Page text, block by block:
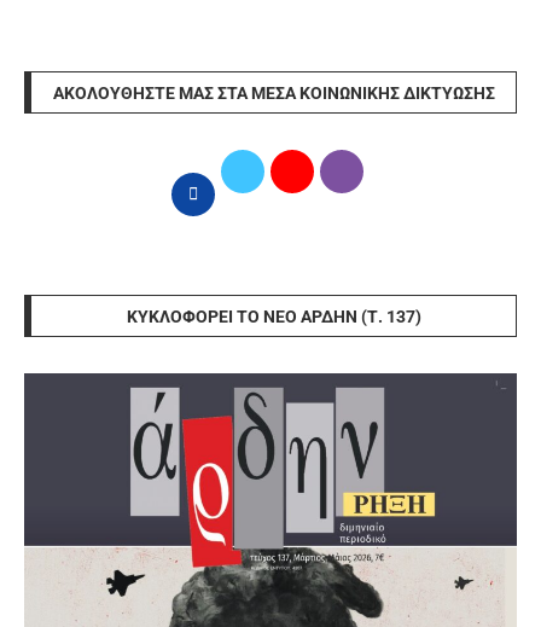
ΑΚΟΛΟΥΘΉΣΤΕ ΜΑΣ ΣΤΑ ΜΈΣΑ ΚΟΙΝΩΝΙΚΉΣ ΔΙΚΤΎΩΣΗΣ
ΚΥΚΛΟΦΟΡΕΊ ΤΟ ΝΈΟ ΆΡΔΗΝ (Τ. 137)